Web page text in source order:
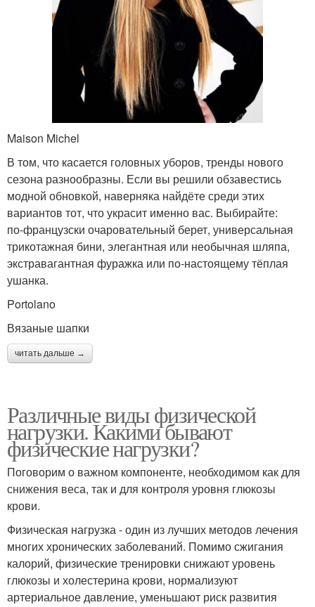
Maison Michel
В том, что касается головных уборов, тренды нового
сезона разнообразны. Если вы решили обзавестись
модной обновкой, наверняка найдёте среди этих
вариантов тот, что украсит именно вас. Выбирайте:
по‑французски очаровательный берет, универсальная
трикотажная бини, элегантная или необычная шляпа,
экстравагантная фуражка или по‑настоящему тёплая
ушанка.
Portolano
Вязаные шапки
читать дальше →
Различные виды физической
нагрузки. Какими бывают
физические нагрузки?
Поговорим о важном компоненте, необходимом как для
снижения веса, так и для контроля уровня глюкозы
крови.
Физическая нагрузка - один из лучших методов лечения
многих хронических заболеваний. Помимо сжигания
калорий, физические тренировки снижают уровень
глюкозы и холестерина крови, нормализуют
артериальное давление, уменьшают риск развития